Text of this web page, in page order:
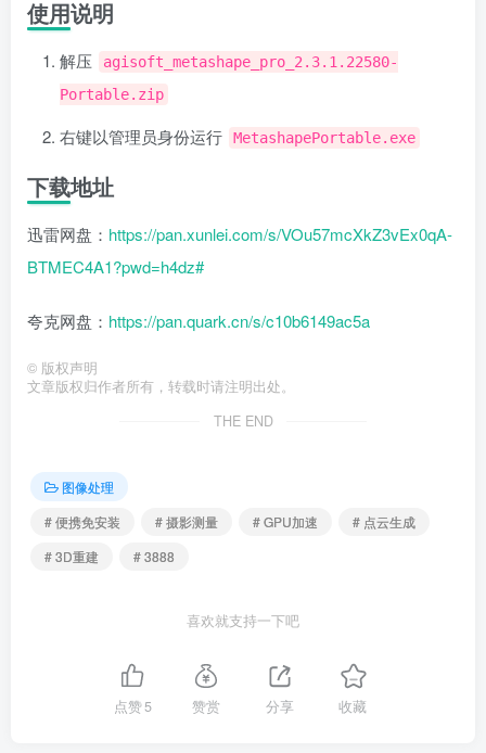
使用说明
解压
agisoft_metashape_pro_2.3.1.22580-
Portable.zip
右键以管理员身份运行 MetashapePortable.exe
下载地址
迅雷网盘： https://pan.xunlei.com/s/VOu57mcXkZ3vEx0qA-
BTMEC4A1?pwd=h4dz#
夸克网盘： https://pan.quark.cn/s/c10b6149ac5a
© 版权声明
文章版权归作者所有，转载时请注明出处。
THE END
图像处理
# 便携免安装
# 摄影测量 # GPU加速
# 点云生成
# 3D重建
# 3888
喜欢就支持一下吧
点赞5 赞赏 分享 收藏